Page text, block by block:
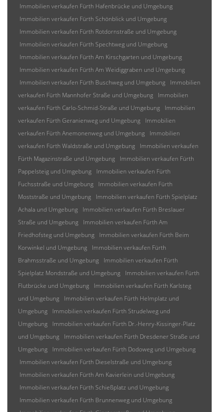
Immobilien verkaufen Fürth Hafenbrücke und Umgebung
Immobilien verkaufen Fürth Schönblick und Umgebung
Immobilien verkaufen Fürth Rotdornstraße und Umgebung
Immobilien verkaufen Fürth Spechtweg und Umgebung
Immobilien verkaufen Fürth Am Kirschgarten und Umgebung
Immobilien verkaufen Fürth Am Weidiggraben und Umgebung
Immobilien verkaufen Fürth Buschweg und Umgebung
Immobilien
verkaufen Fürth Mannhofer Straße und Umgebung
Immobilien
verkaufen Fürth Carlo-Schmid-Straße und Umgebung
Immobilien
verkaufen Fürth Geranienweg und Umgebung
Immobilien
verkaufen Fürth Anemonenweg und Umgebung
Immobilien
verkaufen Fürth Waldstraße und Umgebung
Immobilien verkaufen
Fürth Magazinstraße und Umgebung
Immobilien verkaufen Fürth
Pappelsteig und Umgebung
Immobilien verkaufen Fürth
Fuchsstraße und Umgebung
Immobilien verkaufen Fürth
Moststraße und Umgebung
Immobilien verkaufen Fürth Spielplatz
Achala und Umgebung
Immobilien verkaufen Fürth Breslauer
Straße und Umgebung
Immobilien verkaufen Fürth Am
Friedhofsteg und Umgebung
Immobilien verkaufen Fürth Beim
Korwinkel und Umgebung
Immobilien verkaufen Fürth
Brahmsstraße und Umgebung
Immobilien verkaufen Fürth
Spielplatz Mondstraße und Umgebung
Immobilien verkaufen Fürth
Flutbrücke und Umgebung
Immobilien verkaufen Fürth Karlsteg
und Umgebung
Immobilien verkaufen Fürth Helmplatz und
Umgebung
Immobilien verkaufen Fürth Strudelweg und
Umgebung
Immobilien verkaufen Fürth Dr.-Henry-Kissinger-Platz
und Umgebung
Immobilien verkaufen Fürth Dresdener Straße und
Umgebung
Immobilien verkaufen Fürth Dodoweg und Umgebung
Immobilien verkaufen Fürth Dieselstraße und Umgebung
Immobilien verkaufen Fürth Am Kavierlein und Umgebung
Immobilien verkaufen Fürth Schießplatz und Umgebung
Immobilien verkaufen Fürth Brunnenweg und Umgebung